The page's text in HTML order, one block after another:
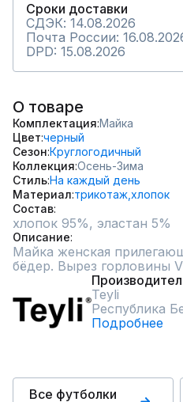
Сроки доставки
СДЭК: 14.08.2026
Почта России:
DPD: 15.08.2026
О товаре
Комплектация Майка
Цвет черный
Сезон Круглогодичный
Коллекция Осень-Зима
СтильНа каждый день
Материал трикотаж, хлопок
Состав
хлопок 95%, эластан 5%
Описание
Майка женская
бёдер. Вырез горловины
Teyli
Республика
Подробнее
Все футболки